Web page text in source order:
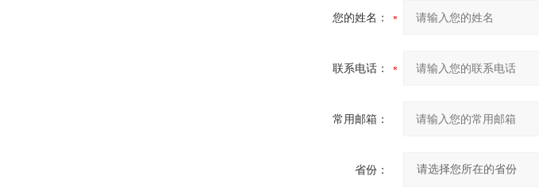
您的姓名：
联系电话：
常用邮箱：
省份：